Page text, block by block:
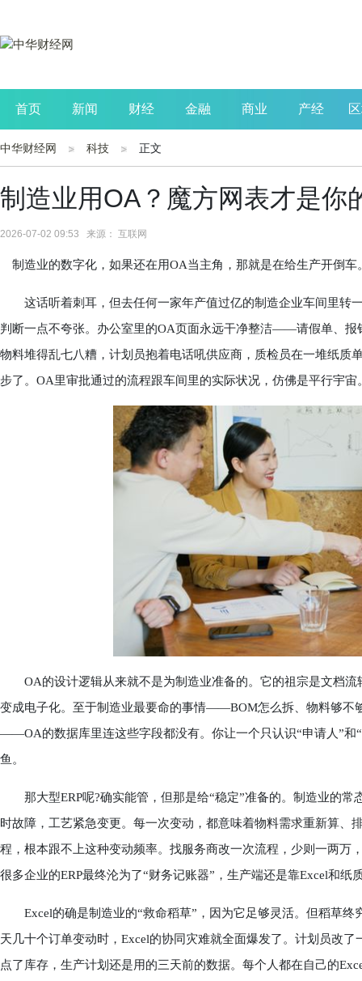
首页 新闻 财经 金融 商业 产经
公司 生活 读书
中华财经网 科技 正文
制造业用OA？魔方网表才是你
2026-07-02 09:53 来源： 互联网
制造业的数字化，如果还在用OA当主角，那就是在给生产开倒车
这话听着刺耳，但去任何一家年产值过亿的制造企业车间里转
判断一点不夸张。办公室里的OA页面永远干净整洁——请假单、报
物料堆得乱七八糟，计划员抱着电话吼供应商，质检员在一堆纸质
步了。OA里审批通过的流程跟车间里的实际状况，仿佛是平行宇宙
OA的设计逻辑从来就不是为制造业准备的。它的祖宗是文档流
变成电子化。至于制造业最要命的事情——BOM怎么拆、物料够不
——OA的数据库里连这些字段都没有。你让一个只认识“申请人”和
鱼。
那大型ERP呢?确实能管，但那是给“稳定”准备的。制造业的常
时故障，工艺紧急变更。每一次变动，都意味着物料需求重新算、
程，根本跟不上这种变动频率。找服务商改一次流程，少则一两万
很多企业的ERP最终沦为了“财务记账器”，生产端还是靠Excel和纸
Excel的确是制造业的“救命稻草”，因为它足够灵活。但稻草
天几十个订单变动时，Excel的协同灾难就全面爆发了。计划员改
点了库存，生产计划还是用的三天前的数据。每个人都在自己的